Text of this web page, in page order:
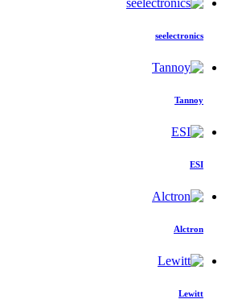
seelectronics
Tannoy
ESI
Alctron
Lewitt